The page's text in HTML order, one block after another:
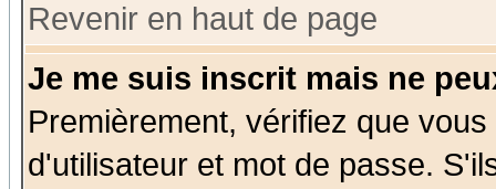
Revenir en haut de page
Je me suis inscrit mais ne
Premièrement, vérifiez que
d'utilisateur et mot de passe.